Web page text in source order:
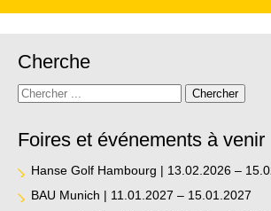
Cherche
Recherchez Chercher
Foires et événements à venir
Hanse Golf Hambourg | 13.02.2026 –
BAU Munich | 11.01.2027 – 15.01.2027